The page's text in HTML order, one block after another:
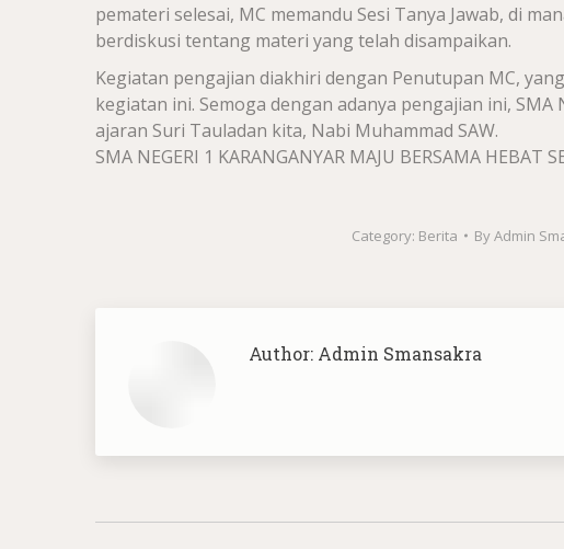
pemateri selesai, MC memandu Sesi Tanya Jawab, di
berdiskusi tentang materi yang telah disampaikan.
Kegiatan pengajian diakhiri dengan Penutupan MC,
kegiatan ini. Semoga dengan adanya pengajian ini,
ajaran Suri Tauladan kita, Nabi Muhammad SAW.
SMA NEGERI 1 KARANGANYAR MAJU BERSAMA HEBAT
Category: Berita ByAdmin
Author: Admin Smansakra